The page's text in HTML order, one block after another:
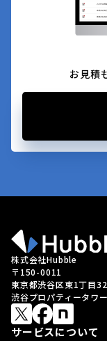
お見積
株式会社Hubble
〒150-0011
東京都渋谷区東1丁目
渋谷プロパティータワ
サービスについて